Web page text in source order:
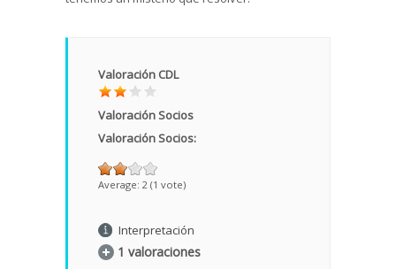
Valoración CDL
Valoración Socios
Valoración Socios:
Average: 2 (1 vote)
Interpretación
1 valoraciones